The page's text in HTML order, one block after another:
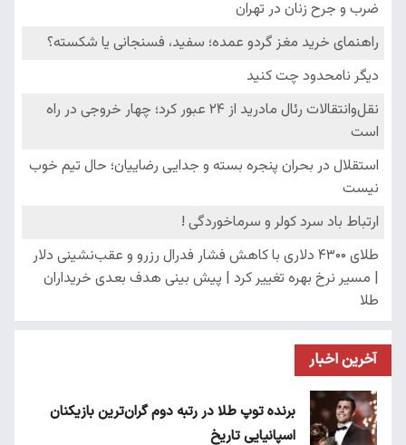
آخرین اخبار
برنده توپ طلا در رتبه دوم گران‌ترین بازیکنان
اسپانیایی تاریخ